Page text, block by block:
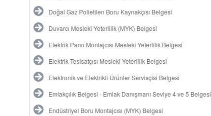
Doğal Gaz Polietilen Boru Kaynakçısı Belgesi
Duvarcı Mesleki Yeterlilik (MYK) Belgesi
Elektrik Pano Montajcısı Mesleki Yeterlilik Belgesi
Elektrik Tesisatçısı Mesleki Yeterlilik Belgesi
Elektronik ve Elektrikli Ürünler Servisçisi Belgesi
Emlakçılık Belgesi - Emlak Danışmanı Seviye 4 ve 5 Belgesi
Endüstriyel Boru Montajcısı (MYK) Belgesi